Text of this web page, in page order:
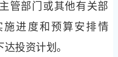
管部门或其他有关部
施进度和预算安排情
投资计划。